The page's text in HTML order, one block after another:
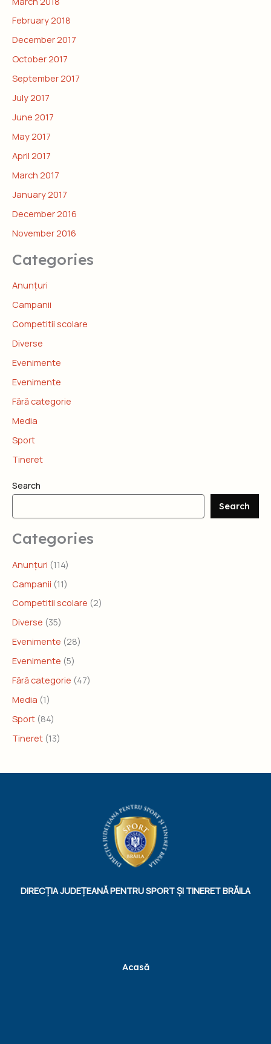
February 2018
December 2017
October 2017
September 2017
July 2017
June 2017
May 2017
April 2017
March 2017
January 2017
December 2016
November 2016
Categories
Anunțuri
Campanii
Competitii scolare
Diverse
Evenimente
Evenimente
Fără categorie
Media
Sport
Tineret
Search
Search
Categories
Anunțuri (114)
Campanii (11)
Competitii scolare (2)
Diverse (35)
Evenimente (28)
Evenimente (5)
Fără categorie (47)
Media (1)
Sport (84)
Tineret (13)
DIRECȚIA JUDEȚEANĂ PENTRU SPORT ȘI TINERET BRĂILA
Acasă